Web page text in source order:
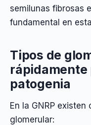
semilunas fibrosas
fundamental en
Tipos de
patogenia
En la GNRP
glomerular: